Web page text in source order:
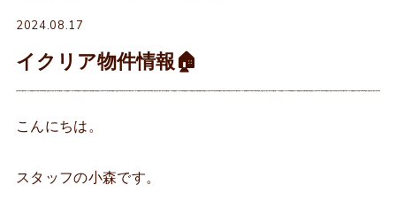
2024.08.17
イクリア物件情報🏠
こんにちは。
スタッフの小森です。